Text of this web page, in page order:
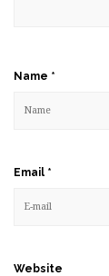
Name *
Email *
Website